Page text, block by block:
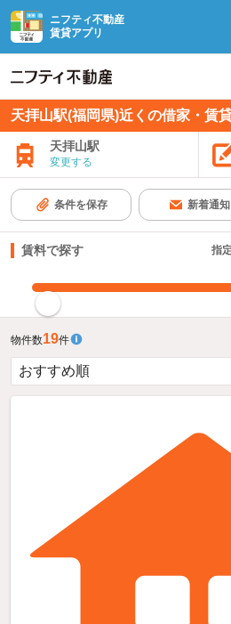
ニフティ不動産
賃貸アプリ
天拝山駅(福岡県)近くの借家・賃
天拝山駅
変更する
条件を保存 新着通知
賃料で探す 指
物件数19件